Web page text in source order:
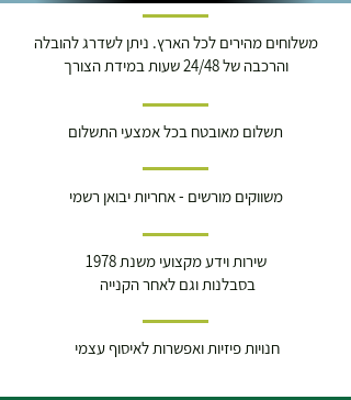
משלוחים מהירים לכל הארץ. ניתן לשדרג להובלה
והרכבה של 24/48 שעות במידת הצורך
תשלום מאובטח בכל אמצעי התשלום
משווקים מורשים - אחריות יבואן רשמי
שירות וידע מקצועי משנת 1978
בסבלנות וגם לאחר הקנייה
חנויות פיזיות ואפשרות לאיסוף עצמי